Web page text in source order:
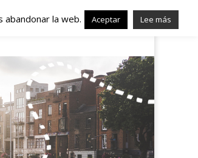
en
abandonar la web. Aceptar Lee más